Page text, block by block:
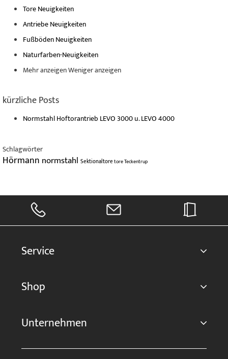
Tore Neuigkeiten
Antriebe Neuigkeiten
Fußböden Neuigkeiten
Naturfarben-Neuigkeiten
Mehr anzeigenWeniger anzeigen
kürzliche Posts
Normstahl Hoftorantrieb LEVO 3000 u. LEVO 4000
Schlagwörter
Hörmann normstahl SektionaltoretoreTeckentrup
Service
Shop
Unternehmen